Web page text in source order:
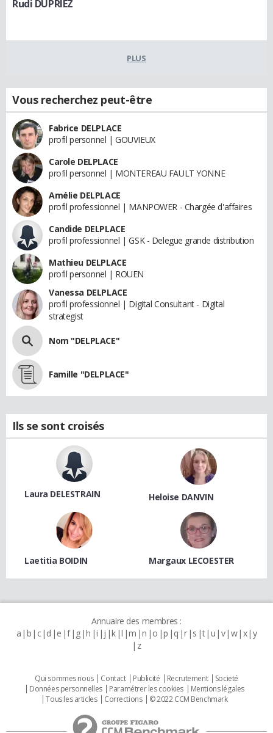
Rudi DUPRIEZ
PLUS
Vous recherchez peut-être
Fabrice DELPLACE
profil personnel | GOUVIEUX
Carole DELPLACE
profil personnel | MONTEREAU FAULT YONNE
Amélie DELPLACE
profil professionnel | MANPOWER - Chargée d'affaires
Candide DELPLACE
profil professionnel | GSK - Delegue grande distribution
Mathieu DELPLACE
profil personnel | ROUEN
Vanessa DELPLACE
profil professionnel | Digital Consultant - Digital
strategist
Nom "DELPLACE"
Famille "DELPLACE"
Ils se sont croisés
Laura DELESTRAIN Heloise DANVIN
Laetitia BOIDIN Margaux LECOESTER
Annuaire des membres :
a b c d e f g h i j k l m n o p q r s t u v w x y
z
Qui sommes nous Contact Publicité Recrutement
Societé
Données personnelles
Paramétrer les cookies
Mentions légales
Tous les articles
Corrections © 2022 CCM Benchmark